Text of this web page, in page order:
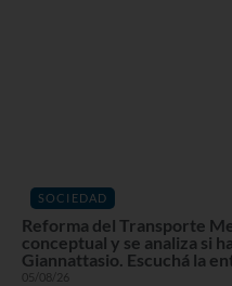
SOCIEDAD
Reforma del Transporte
conceptual y se analiza si
Giannattasio. Escuchá la
05/08/26